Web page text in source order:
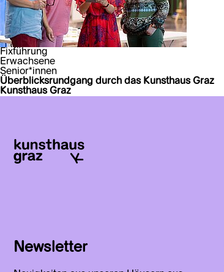
Fixführung
Erwachsene
Senior*innen
Überblicksrundgang durch das Kunsthaus Graz
Kunsthaus Graz
Newsletter